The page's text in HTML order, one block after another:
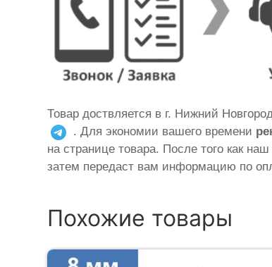
Товар доствляется в г. Нижний
. Для экономии вашего времени
на странице товара. После того как
затем передаст вам информацию по
Похожие товары